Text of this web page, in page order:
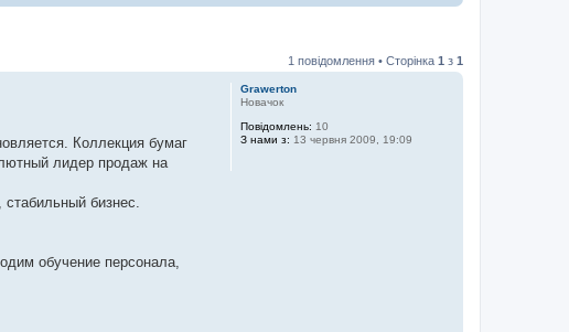
1 повідомлення • Сторінка 1 з 1
Grawerton
Новачок
Повідомлень: 10
З нами з: 13 червня 2009, 19:09
Коллекция бумаг
лидер продаж на
бизнес.
обучение персонала,